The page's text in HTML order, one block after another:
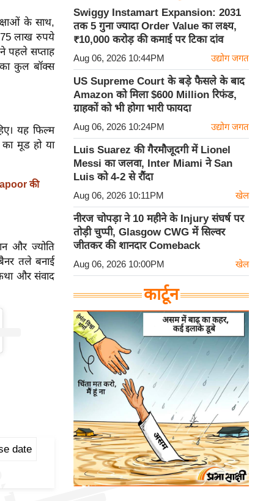
के साथ,
लाख रुपये
पहले सप्ताह
कुल बॉक्स
यह फिल्म
मूड हो या
की
और ज्योति
तले बनाई
और संवाद
date
Swiggy Instamart Expansion: 2031
तक 5 गुना ज्यादा Order Value का लक्ष्य,
₹10,000 करोड़ की कमाई पर टिका दांव
Aug 06, 2026 10:44PM उद्योग जगत
US Supreme Court के बड़े फैसले के बाद
Amazon को मिला $600 Million रिफंड,
ग्राहकों को भी होगा भारी फायदा
Aug 06, 2026 10:24PM उद्योग जगत
Luis Suarez की गैरमौजूदगी में Lionel
Messi का जलवा, Inter Miami ने San
Luis को 4-2 से रौंदा
Aug 06, 2026 10:11PM खेल
नीरज चोपड़ा ने 10 महीने के Injury संघर्ष पर
तोड़ी चुप्पी, Glasgow CWG में सिल्वर
जीतकर की शानदार Comeback
Aug 06, 2026 10:00PM खेल
कार्टून